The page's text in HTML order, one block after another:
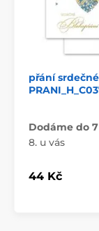
přání
Dodáme do
8. u vás
44 Kč